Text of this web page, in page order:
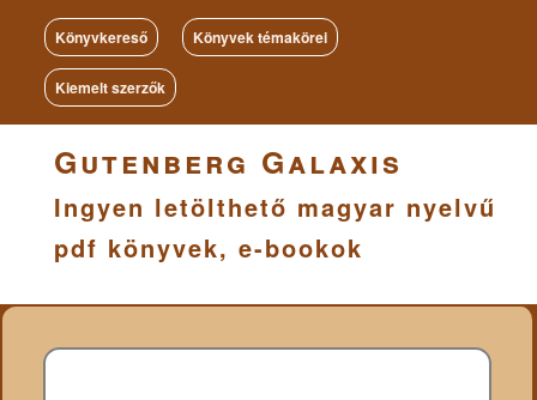
Könyvkereső Könyvek témakörei
Kiemelt szerzők
Gutenberg Galaxis
Ingyen letölthető magyar nyelvű
pdf könyvek, e-bookok